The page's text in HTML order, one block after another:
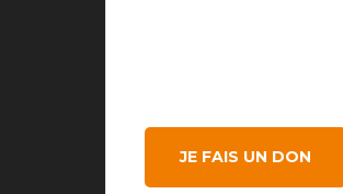
JE FAIS UN DON